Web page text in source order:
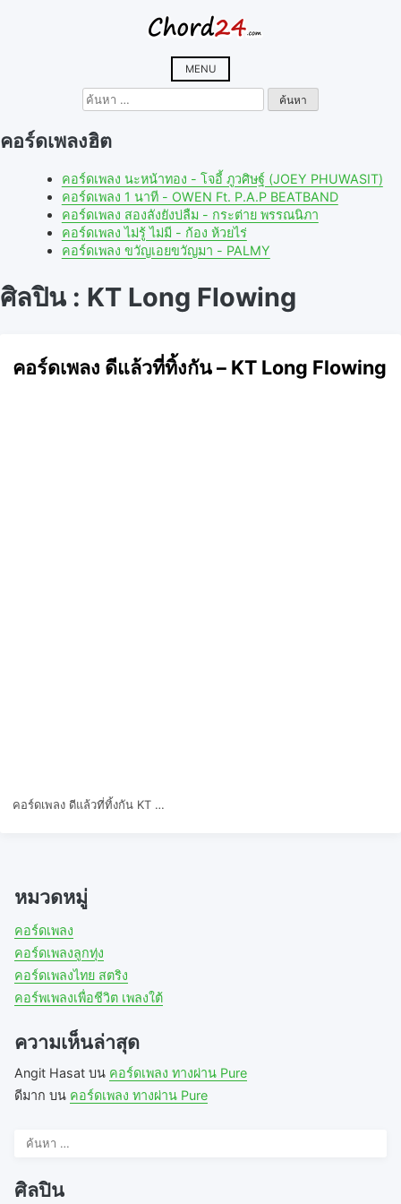
MENU
ค้นหา
สำหรับ:
คอร์ดเพลงฮิต
คอร์ดเพลง นะหน้าทอง - โจอี้ ภูวศิษฐ์ (JOEY PHUWASIT)
คอร์ดเพลง 1 นาที - OWEN Ft. P.A.P BEATBAND
คอร์ดเพลง สองลังยังบ่ลืม - กระต่าย พรรณนิภา
คอร์ดเพลง ไม่รู้ ไม่มี - ก้อง ห้วยไร่
คอร์ดเพลง ขวัญเอยขวัญมา - PALMY
ศิลปิน : KT Long Flowing
คอร์ดเพลง ดีแล้วที่ทิ้งกัน – KT Long Flowing
คอร์ดเพลง ดีแล้วที่ทิ้งกัน KT …
หมวดหมู่
คอร์ดเพลง
คอร์ดเพลงลูกทุ่ง
คอร์ดเพลงไทย สตริง
คอร์พเพลงเพื่อชีวิต เพลงใต้
ความเห็นล่าสุด
Angit Hasat บน คอร์ดเพลง ทางผ่าน Pure
ดีมาก บน คอร์ดเพลง ทางผ่าน Pure
ค้นหา
ศิลปิน